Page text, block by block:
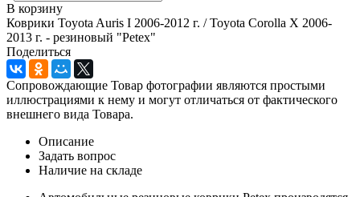
В корзину
Коврики Toyota Auris I 2006-2012 г. / Toyota Corolla X 2006-
2013 г. - резиновый "Petex"
Поделиться
Сопровождающие Товар фотографии являются простыми
иллюстрациями к нему и могут отличаться от фактического
внешнего вида Товара.
Описание
Задать вопрос
Наличие на складе